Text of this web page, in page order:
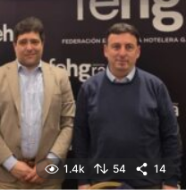
1.4k 54 14